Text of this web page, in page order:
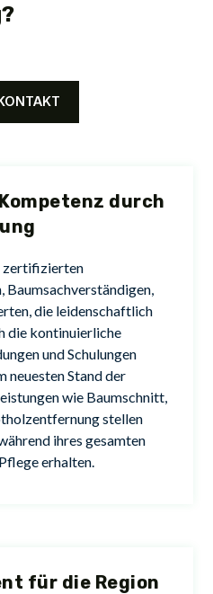
durch
zertifizierten
die leidenschaftlich
die kontinuierliche
und Schulungen
neuesten Stand der
wie Baumschnitt,
stellen
ihres gesamten
erhalten.
für die Region